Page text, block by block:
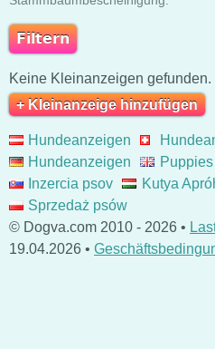
Keine Kleinanzeigen gefunden.
+ Kleinanzeige hinzufügen
Hundeanzeigen
Hundeanzeigen
Inzercia psov
Kutya
Sprzedaż psów
© Dogva.com 2010 - 2026 •
19.04.2026 •